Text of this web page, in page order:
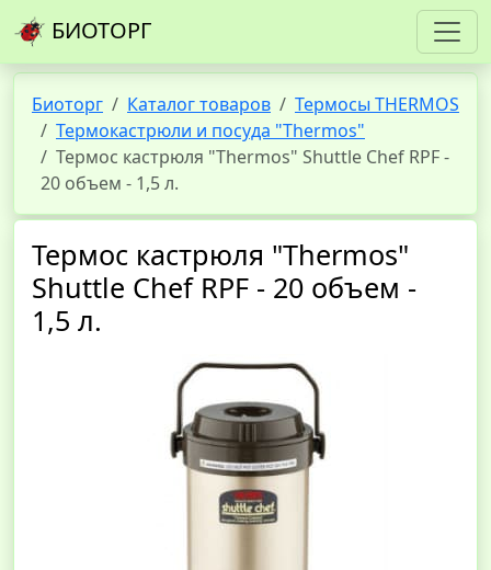
БИОТОРГ
Биоторг Каталог товаров
Термосы THERMOS
Термокастрюли и посуда "Thermos"
Термос кастрюля "Thermos" Shuttle Chef RPF -
20 объем - 1,5 л.
Термос кастрюля "Thermos"
Shuttle Chef RPF - 20 объем -
1,5 л.